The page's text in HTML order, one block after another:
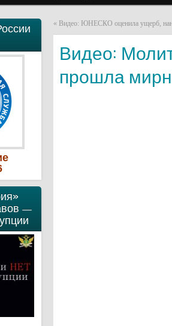
—
« Видео: ЮНЕСКО оценила ущерб,
Видео:
прошла